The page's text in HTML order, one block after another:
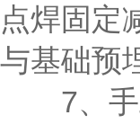
点焊固定
与基础预
7、手